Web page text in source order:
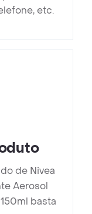
etc.
de Nivea
Aerosol
basta